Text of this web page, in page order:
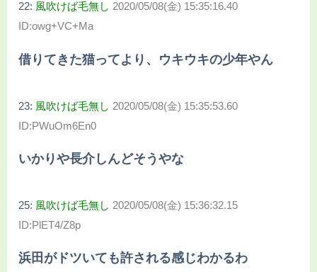
22: 風吹けば毛無し 2020/05/08(金) 15:35:16.40
ID:owg+VC+Ma
借りてきた猫ってより、ウキウキの少年やん
23: 風吹けば毛無し 2020/05/08(金) 15:35:53.60
ID:PWuOm6En0
いかりや長介しんどそうやな
25: 風吹けば毛無し 2020/05/08(金) 15:36:32.15
ID:PlET4/Z8p
浜田がドツいても許される感じわかるわ